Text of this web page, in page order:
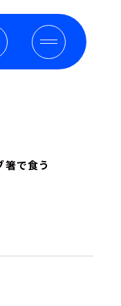
箸で食う